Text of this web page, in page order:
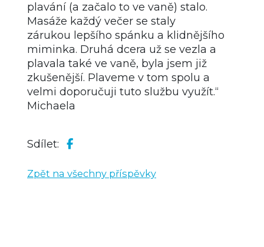
plavání (a začalo to ve vaně) stalo.
Masáže každý večer se staly
zárukou lepšího spánku a klidnějšího
miminka. Druhá dcera už se vezla a
plavala také ve vaně, byla jsem již
zkušenější. Plaveme v tom spolu a
velmi doporučuji tuto službu využít.“
Michaela
Sdílet:
Zpět na všechny příspěvky